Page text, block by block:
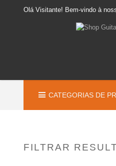
Olá Visitante! Bem-vindo à
CATEGORIAS DE
FILTRAR